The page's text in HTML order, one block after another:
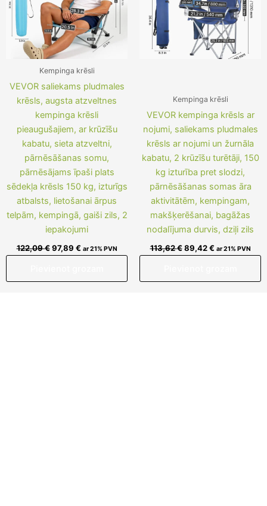
Kempinga krēsli
VEVOR saliekams pludmales
krēsls, augsta atzveltnes
kempinga krēsli
pieaugušajiem, ar krūzīšu
kabatu, sieta atzveltni,
pārnēsāšanas somu,
pārnēsājams īpaši plats
sēdekļa krēsls 150 kg, izturīgs
atbalsts, lietošanai ārpus
telpām, kempingā, gaiši zils, 2
iepakojumi
122,09€ 97,89 € ar 21% PVN
Kempinga krēsli
VEVOR kempinga krēsls ar
nojumi, saliekams pludmales
krēsls ar nojumi un žurnāla
kabatu, 2 krūzīšu turētāji, 150
kg izturība pret slodzi,
pārnēsāšanas somas āra
aktivitātēm, kempingam,
makšķerēšanai, bagāžas
nodalījuma durvis, dziļi zils
113,62€ 89,42€ ar 21% PVN